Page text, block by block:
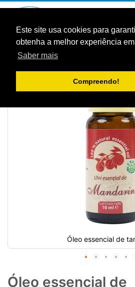
Este site usa cookies para
obtenha a melhor experiência
Saber mais
Compreendo!
Conteúdo
Saltar
Óleo essencial de
Óleo essencial de